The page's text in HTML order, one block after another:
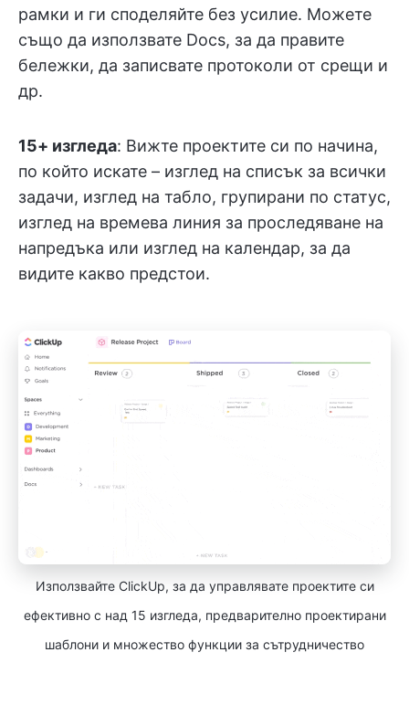
рамки и ги споделяйте без усилие. Можете
също да използвате Docs, за да правите
бележки, да записвате протоколи от срещи и
др.
15+ изгледа: Вижте проектите си по начина,
по който искате – изглед на списък за всички
задачи, изглед на табло, групирани по статус,
изглед на времева линия за проследяване на
напредъка или изглед на календар, за да
видите какво предстои.
Използвайте ClickUp, за да управлявате проектите си
ефективно с над 15 изгледа, предварително проектирани
шаблони и множество функции за сътрудничество